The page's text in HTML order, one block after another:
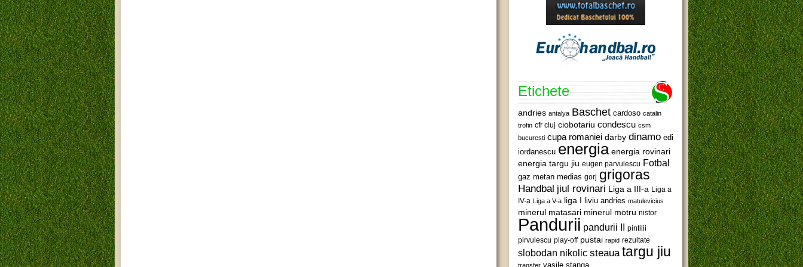
Etichete
andries antalya Baschet cardoso catalin
trofin cfr cluj ciobotariu condescu csm
bucuresti cupa romaniei darby dinamo edi
iordanescu energia energia rovinari
energia targu jiu eugen parvulescu Fotbal
gaz metan medias gorj grigoras
Handbal jiul rovinari Liga a III-a Liga a
IV-a Liga a V-a liga I liviu andries matulevicius
minerul matasari minerul motru nistor
Pandurii pandurii II pintilii
pirvulescu play-off pustai rapid rezultate
slobodan nikolic steaua targu jiu
transfer vasile stanga